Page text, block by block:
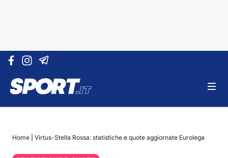
Vai al contenuto
Home Virtus-Stella Rossa: statistiche e quote aggiornate Eurolega